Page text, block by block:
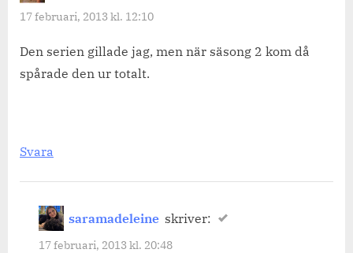
17 februari, 2013 kl. 12:10
Den serien gillade jag, men när säsong 2 kom då
spårade den ur totalt.
Svara
saramadeleine skriver:
17 februari, 2013 kl. 20:48